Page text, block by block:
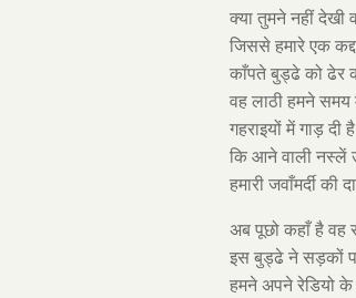
क्या तुमने नहीं देखी
जिससे हमारे एक
काँपते बुड्ढे को ढेर
वह लाठी हमने
गहराइयों में गाड़ दी है
कि आने वाली
हमारी जवाँमर्दी की
अब पूछो कहाँ है वह
इस बुड्ढे ने सड़कों
हमने अपने रेडियो